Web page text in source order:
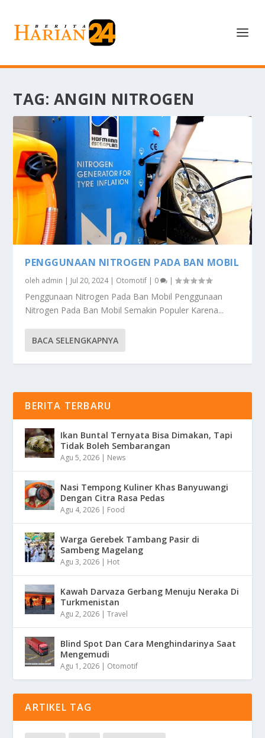
TAG: ANGIN NITROGEN
PENGGUNAAN NITROGEN PADA BAN MOBIL
oleh admin | Jul 20, 2024| Otomotif | 0 |
Penggunaan Nitrogen Pada Ban Mobil Penggunaan
Nitrogen Pada Ban Mobil Semakin Populer Karena...
BACA SELENGKAPNYA
BERITA TERBARU
Ikan Buntal Ternyata Bisa Dimakan, Tapi
Tidak Boleh Sembarangan
Agu 5, 2026 | News
Nasi Tempong Kuliner Khas Banyuwangi
Dengan Citra Rasa Pedas
Agu 4, 2026 | Food
Warga Gerebek Tambang Pasir di
Sambeng Magelang
Agu 3, 2026 | Hot
Kawah Darvaza Gerbang Menuju Neraka Di
Turkmenistan
Agu 2, 2026 |Travel
Blind Spot Dan Cara Menghindarinya Saat
Mengemudi
Agu 1, 2026 | Otomotif
ARTIKEL TAG